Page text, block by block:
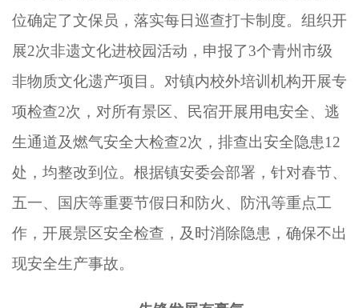
位确定了文保员，落实每日巡查打卡制度。组织开
展2次非遗文化进校园活动，申报了3个青州市级
非物质文化遗产项目。对镇内校外培训机构开展专
项检查2次，对所有景区、民宿开展用电安全、逃
生通道及燃气安全大检查2次，排查出安全隐患12
处，均整改到位。根据镇安委会部署，针对春节、
五一、国庆等重要节假日和防火、防汛等重点工
作，开展景区安全检查，及时消除隐患，确保不出
现安全生产事故。